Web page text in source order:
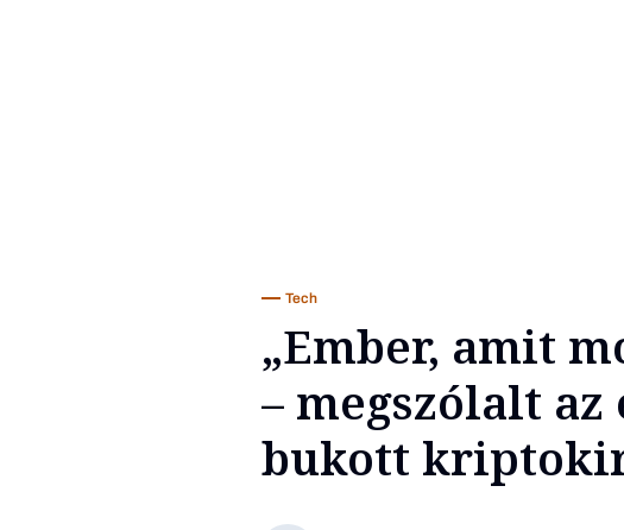
Tech
„Ember, amit
– megszólalt
bukott